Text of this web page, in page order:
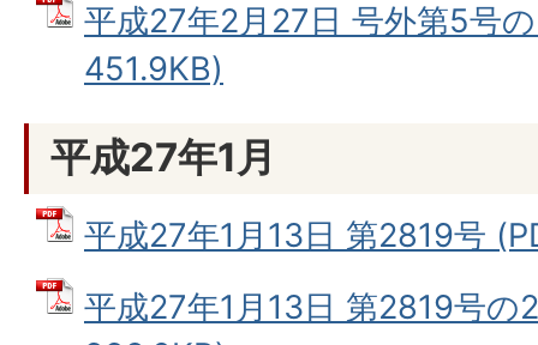
平成27年2月27日 号外第5号
451.9KB)
平成27年1月
平成27年1月13日 第2819号
平成27年1月13日 第2819号の